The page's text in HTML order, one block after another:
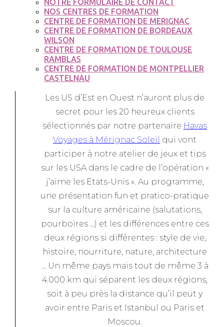
NOTRE FORMULAIRE DE CONTACT
NOS CENTRES DE FORMATION
CENTRE DE FORMATION DE MERIGNAC
CENTRE DE FORMATION DE BORDEAUX
WILSON
CENTRE DE FORMATION DE TOULOUSE
RAMBLAS
CENTRE DE FORMATION DE MONTPELLIER
CASTELNAU
Les US d’Est en Ouest n’auront plus de
secret pour les 20 heureux clients
sélectionnés par notre partenaire Havas
Voyages à Mérignac Soleil
qui vont
participer à notre atelier de jeux et tips
sur les USA dans le cadre de l’opération «
j’aime les Etats-Unis ». Au programme,
une présentation fun et pratico-pratique
sur la culture américaine (salutations,
pourboires …) et les différences entre ces
deux régions si différentes : style de vie,
histoire, nourriture, nature, architecture
… Un même pays mais tout de même 3 à
4.000 km qui séparent les deux régions,
soit à peu près la distance qu’il peut y
avoir entre Paris et Istanbul ou Paris et
Moscou.